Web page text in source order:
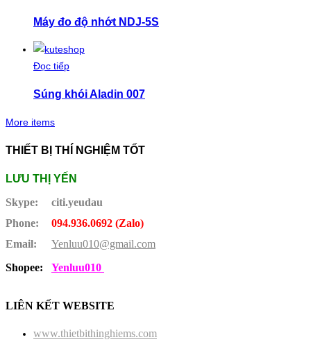
Máy đo độ nhớt NDJ-5S
Đọc tiếp
Súng khói Aladin 007
More items
THIẾT BỊ THÍ NGHIỆM TỐT
LƯU THỊ YẾN
Skype:
citi.yeudau
Phone:
094.936.0692 (Zalo)
Email:
Yenluu010@gmail.com
Shopee:
Yenluu010
LIÊN KẾT WEBSITE
www.thietbithinghiems.com